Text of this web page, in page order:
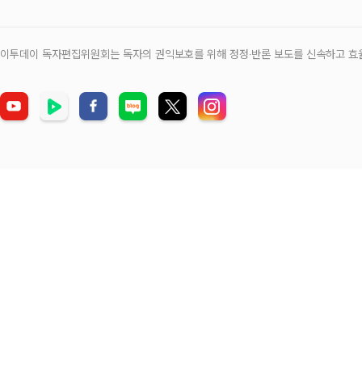
이투데이 독자편집위원회는 독자의 권익보호를 위해 정정‧반론 보도를 신속하고